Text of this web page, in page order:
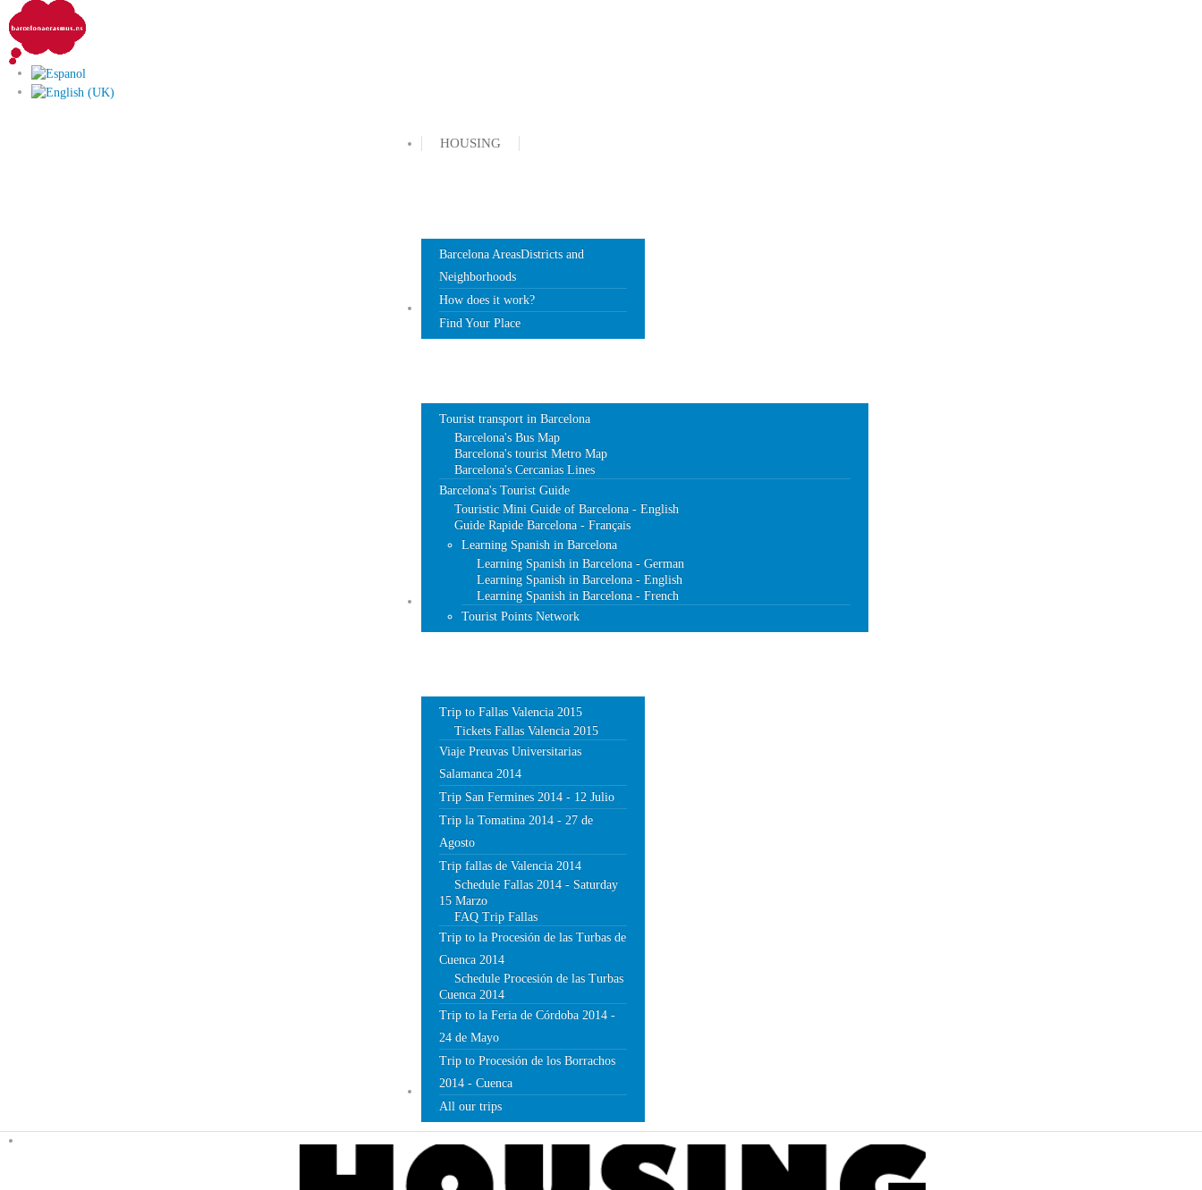
HOUSING
Barcelona AreasDistricts and
Neighborhoods
How does it work?
Find Your Place
DOCUMENTS
Tourist transport in Barcelona
Barcelona's Bus Map
Barcelona's tourist Metro Map
Barcelona's Cercanias Lines
Barcelona's Tourist Guide
Touristic Mini Guide of Barcelona - English
Guide Rapide Barcelona - Français
Learning Spanish in Barcelona
Learning Spanish in Barcelona - German
Learning Spanish in Barcelona - English
Learning Spanish in Barcelona - French
Tourist Points Network
Trip to Fallas Valencia 2015
Tickets Fallas Valencia 2015
Viaje Preuvas Universitarias
Salamanca 2014
Trip San Fermines 2014 - 12 Julio
Trip la Tomatina 2014 - 27 de
Agosto
Trip fallas de Valencia 2014
Schedule Fallas 2014 - Saturday
15 Marzo
FAQ Trip Fallas
Trip to la Procesión de las Turbas de
Cuenca 2014
Schedule Procesión de las Turbas
Cuenca 2014
Trip to la Feria de Córdoba 2014 -
24 de Mayo
Trip to Procesión de los Borrachos
2014 - Cuenca
All our trips
BLOG